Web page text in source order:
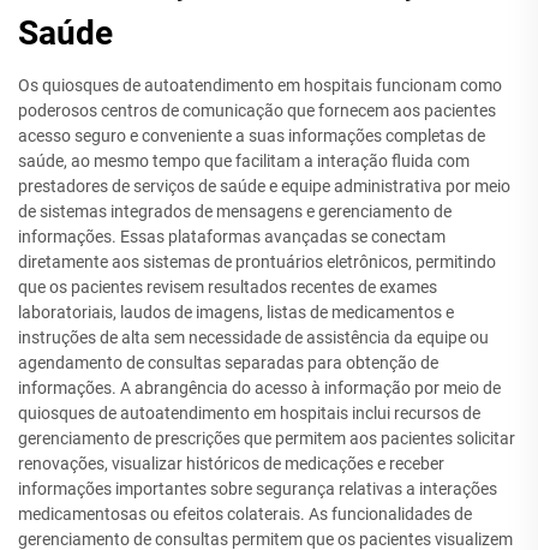
Saúde
Os quiosques de autoatendimento em hospitais funcionam como
poderosos centros de comunicação que fornecem aos pacientes
acesso seguro e conveniente a suas informações completas de
saúde, ao mesmo tempo que facilitam a interação fluida com
prestadores de serviços de saúde e equipe administrativa por meio
de sistemas integrados de mensagens e gerenciamento de
informações. Essas plataformas avançadas se conectam
diretamente aos sistemas de prontuários eletrônicos, permitindo
que os pacientes revisem resultados recentes de exames
laboratoriais, laudos de imagens, listas de medicamentos e
instruções de alta sem necessidade de assistência da equipe ou
agendamento de consultas separadas para obtenção de
informações. A abrangência do acesso à informação por meio de
quiosques de autoatendimento em hospitais inclui recursos de
gerenciamento de prescrições que permitem aos pacientes solicitar
renovações, visualizar históricos de medicações e receber
informações importantes sobre segurança relativas a interações
medicamentosas ou efeitos colaterais. As funcionalidades de
gerenciamento de consultas permitem que os pacientes visualizem